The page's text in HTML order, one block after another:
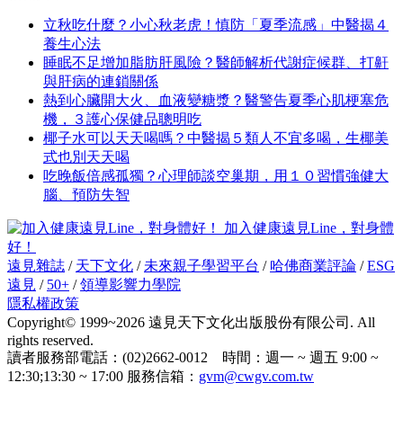
立秋吃什麼？小心秋老虎！慎防「夏季流感」中醫揭４
養生心法
睡眠不足增加脂肪肝風險？醫師解析代謝症候群、打鼾
與肝病的連鎖關係
熱到心臟開大火、血液變糖漿？醫警告夏季心肌梗塞危
機，３護心保健品聰明吃
椰子水可以天天喝嗎？中醫揭５類人不宜多喝，生椰美
式也別天天喝
吃晚飯倍感孤獨？心理師談空巢期，用１０習慣強健大
腦、預防失智
加入健康遠見Line，對身體
好！
遠見雜誌 / 天下文化 / 未來親子學習平台 / 哈佛商業評論 /ESG
遠見 / 50+ /領導影響力學院
隱私權政策
Copyright© 1999~2026 遠見天下文化出版股份有限公司. All
rights reserved.
讀者服務部電話：(02)2662-0012 時間：週一 ~ 週五 9:00 ~
12:30;13:30 ~ 17:00 服務信箱： gvm@cwgv.com.tw